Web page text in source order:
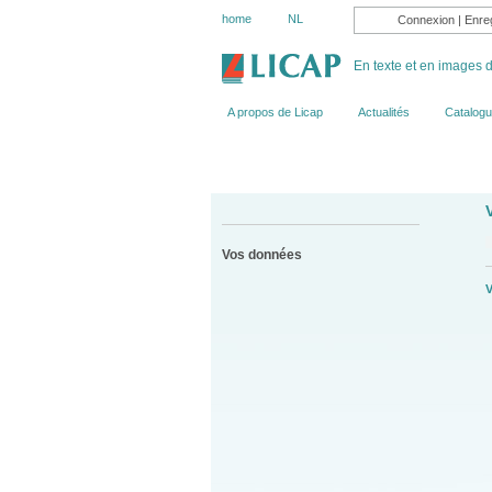
home NL Connexion|
En texte et en images
A propos de Licap Actualités
Vos données